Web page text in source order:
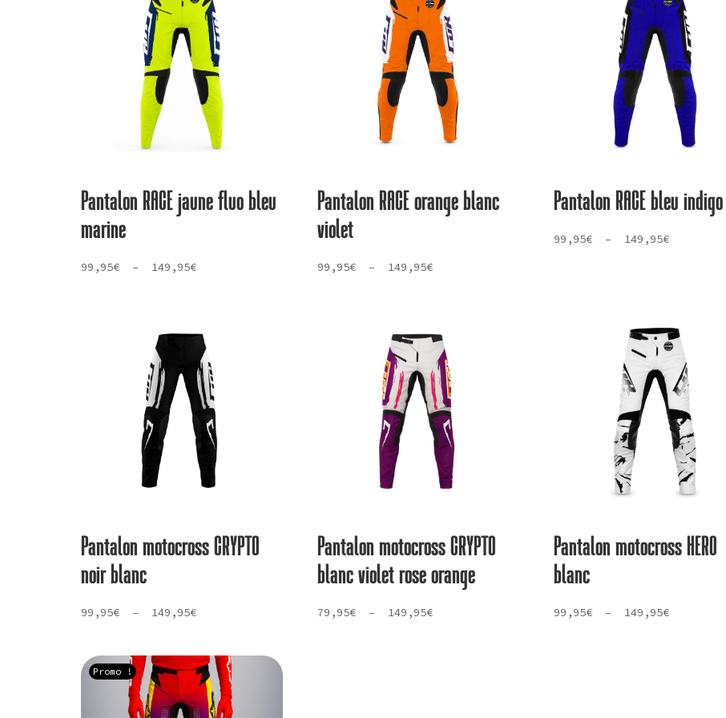
Pantalon RACE jaune fluo bleu
marine
99,95€ – 149,95€Plage
à
149,95€
Pantalon RACE orange blanc
violet
99,95€ – 149,95€Plage
à
149,95€
Pantalon RACE bleu
99,95€ – 149,95€Plage
149,95€
Pantalon motocross CRYPTO
noir blanc
99,95€ – 149,95€Plage
99,95€
à
149,95€
Pantalon motocross CRYPTO
blanc violet rose orange
79,95€ – 149,95€Plage
Pantalon motocross HERO
blanc
99,95€ – 149,95€Plage
Promo !